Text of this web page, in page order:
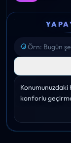
Konumunuzdaki
konforlu